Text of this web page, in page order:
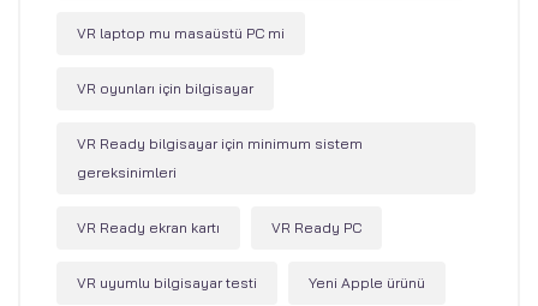
VR laptop mu masaüstü PC mi
VR oyunları için bilgisayar
VR Ready bilgisayar için minimum sistem
gereksinimleri
VR Ready ekran kartı VR Ready PC
VR uyumlu bilgisayar testi Yeni Apple ürünü